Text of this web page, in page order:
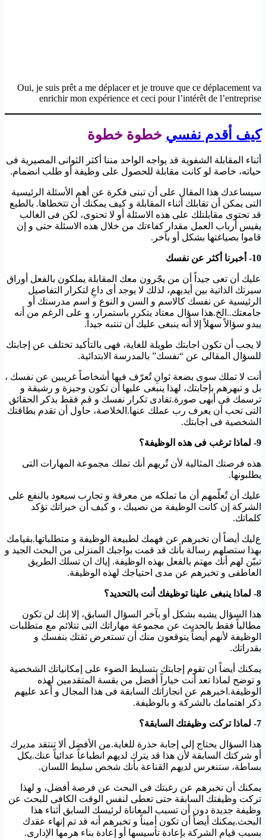
Oui, je suis prêt a me déplacer et je trouve que ce déplacement va
enrichir mon expérience et ceci pour l’intérêt de l’entreprise
كيف أقدم نفسي خطوة خطوة
أثناء المقابلة الشفوية قد يواجه الواحد مننا أكثر الثوانى المصيرية فى
حياته، خاصة لو كانت مقابلة للحصول على وظيفة أو طلب انضمام.
سيساعدك هذا المقال على أن تبنى فكرة عن أهم الأسئلة الرئيسية
التى يمكن أن تقابلك أثناء المقابلة و كيف يمكنك أن تتخطاها. بالطبع
قد تحتوى مقابلتلك على هذه الاسئلة أو لا تحتوى، لكن فى الغالب
يقيس أرباب العمل مقدار كفاءتك من خلال هذه الاسئلة حتى و إن
قاموا بصياغتها بشكل أو بآخر.
10- أخبرنا أكثر عن نفسك
عليك أن تعى جيداً أن من يجّرون معك المقابلة يملكون بالفعل أوراق
سيرتك الذاتية بين أيديهم، لذلك لا يوجد أى داعِ لتكرار التفاصيل
الرئيسية عن نفسك كالاسم و السن و النوع و اسم مدرستك أو
جامعتك..الخ.هذا سؤال معتاد يتكرر باستمرار، و على الرغم من أنه
يبدو سؤالاً سهلاً إلا أنه ينبغى عليك أن تنتبه جيداً.
لا يجب أن تكون اجابتك طويلة للغاية، فهى بالتأكيد تختلف عن إجابتك
للسؤال المقالى عن “نفسك” بالمدرسة الابتدائية.
أنت لا تملك سوى بضعة ثوانِ تٌعرّف فيها أشخاصاً غريبين عن نفسك ،
بل و تبهرهم بإجابتك، لهذا ينبغى عليها أن تكون وجيزة و رشيقة و
ترسمك فى أبهى صورة.تفادى تكرار نفسك و قم فقط بذكر الحقائق
التى تحب أن يعرف رب عملك عنها.الخلاصة، حاول أن تقدم بطاقتك
الشخصية فى اجابتك.
9- لماذا ترغب فى هذه الوظيفة؟
هذه فرصتك المثالية لأن تٌريهم أنك تملك مجموعة المهارات التى
يطلبونها.
عليك أن تٌعلّمهم أن ما تملكه من معرفة و تجارب سيعود بالنفع على
الشركة إن كانت الوظيفة من نصيبك ، و كيف أن خبراتك تؤكد
كلماتك.
عليك أيضاً أن تخبرهم عن فهمك لطبيعة الوظيفة و متطلباتها.بقيامك
بهذا ستصلهم رسالة بأنك قد قمت بواجبك المنزلى من البحث الجيد و
تبيّن لهم أنك مهتم بالفعل بهذه الوظيفة. إياك ان تسلك الطريق
العاطفى و تخبرهم عن مدى احتياجك لهذه الوظيفة.
8- لماذا ينبغى علينا توظيفك أنت بالتحديد؟
هذا السؤال يشبه بشكل أو بآخر السؤال السابق، إلا إنك لن تكون
مطالباً فقط بالحديث عن مجموعة مهاراتك التى تتلائم مع متطلبات
الوظيفة لأنهم أيضاً يتوقعون منك أن تستعرض ثقتك بنفسك و
بقدراتك.
يمكنك أيضاً ان تقوم إجابتك بتسليط الضوء على إمكانياتك الشخصية
و توضح لماذا تعد أنت خياراً أفضل من بقسة المتقدمين لهذه
الوظيفة.اخبرهم عن انجازاتك السابقة فى هذا المجال و أعد عليهم
ذكر اهتمامك بالشركة و بالوظيفة.
7- لماذا تركت وظيفتك السابقة؟
هذا السؤال يحتاج إلى إجابة حذرة للغاية.من الأفضل ألا تنتقد مديرك
أو شركتك السابقة لأن هذا قد يترك لديهم انطباعاً عدائياً عنك.بكل
بساطة، ستنغرس لديهم القناعة بأنك شخص سليط اللسان.
يمكنك أن تخبرهم عن رغبتك فى البحث عن فرصة أفضل، و لهذا
تركت وظيفتك السابقة حتى تعطى لنفس الوقت الكافى للبحث عن
وظيفة جديدة دون أن تسبب المعاناة لرئيسك السابق أثناء هذا
البحث.يمكنك أيضاً أن تكون أميناً و تخبرهم أنه قد تم إنهاء عقدك
بسبب قيام الشركة بإعادة تأسيسها أو إعادة بناء هرمها الإدارى.